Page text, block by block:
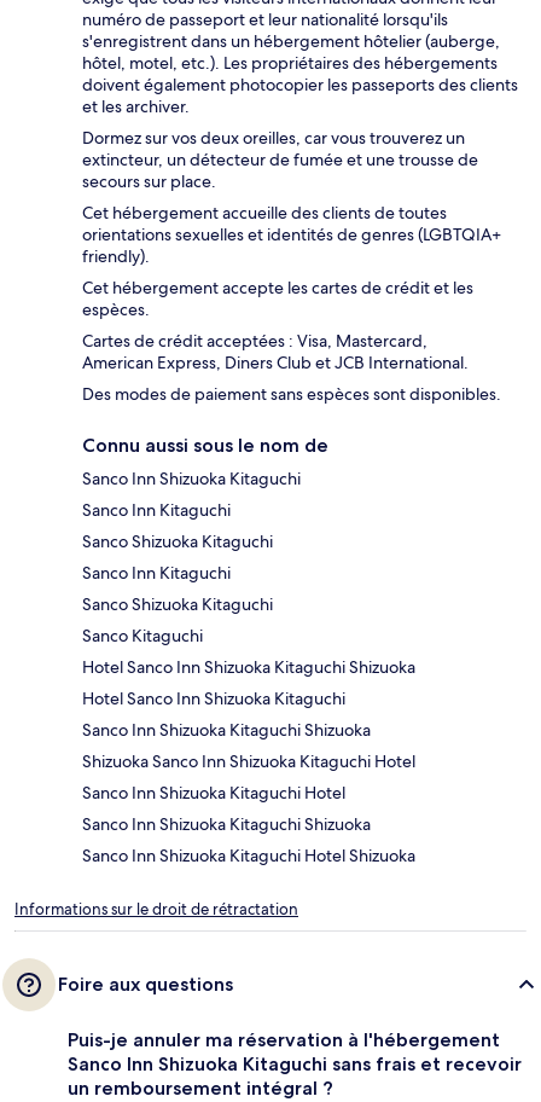
numéro de passeport et leur nationalité lorsqu'ils
s'enregistrent dans un hébergement hôtelier (auberge,
hôtel, motel, etc.). Les propriétaires des hébergements
doivent également photocopier les passeports des clients
et les archiver.
Dormez sur vos deux oreilles, car vous trouverez un
extincteur, un détecteur de fumée et une trousse de
secours sur place.
Cet hébergement accueille des clients de toutes
orientations sexuelles et identités de genres (LGBTQIA+
friendly).
Cet hébergement accepte les cartes de crédit et les
espèces.
Cartes de crédit acceptées : Visa, Mastercard,
American Express, Diners Club et JCB International.
Des modes de paiement sans espèces sont disponibles.
Connu aussi sous le nom de
Sanco Inn Shizuoka Kitaguchi
Sanco Inn Kitaguchi
Sanco Shizuoka Kitaguchi
Sanco Inn Kitaguchi
Sanco Shizuoka Kitaguchi
Sanco Kitaguchi
Hotel Sanco Inn Shizuoka Kitaguchi Shizuoka
Hotel Sanco Inn Shizuoka Kitaguchi
Sanco Inn Shizuoka Kitaguchi Shizuoka
Shizuoka Sanco Inn Shizuoka Kitaguchi Hotel
Sanco Inn Shizuoka Kitaguchi Hotel
Sanco Inn Shizuoka Kitaguchi Shizuoka
Sanco Inn Shizuoka Kitaguchi Hotel Shizuoka
Informations sur le droit de rétractation
Foire aux questions
Puis-je annuler ma réservation à l'hébergement
Sanco Inn Shizuoka Kitaguchi sans frais et recevoir
un remboursement intégral ?